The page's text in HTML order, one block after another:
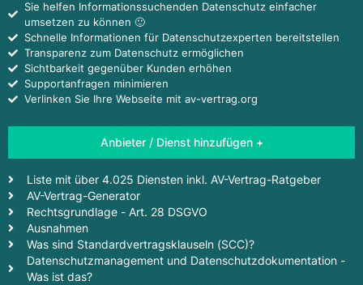
Sie helfen Informationssuchenden Datenschutz einfacher
umsetzen zu können 🙂
Schnelle Informationen für Datenschutzexperten bereitstellen
Transparenz zum Datenschutz ermöglichen
Sichtbarkeit gegenüber Kunden erhöhen
Supportanfragen minimieren
Verlinken Sie Ihre Webseite mit av-vertrag.org
Anbieter / Dienst hinzufügen +
Liste mit über 4.025 Diensten inkl. AV-Vertrag-Ratgeber
AV-Vertrag-Generator
Rechtsgrundlage - Art. 28 DSGVO
Ausnahmen
Was sind Standardvertragsklauseln (SCC)?
Datenschutzmanagement und Datenschutzdokumentation -
Was ist das?